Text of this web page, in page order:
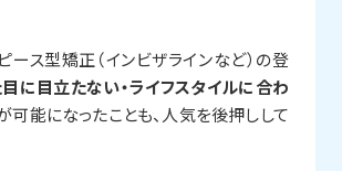
ース型矯正（インビザラインなど）の登
に目立たない・ライフスタイルに合わ
可能になったことも、人気を後押しして